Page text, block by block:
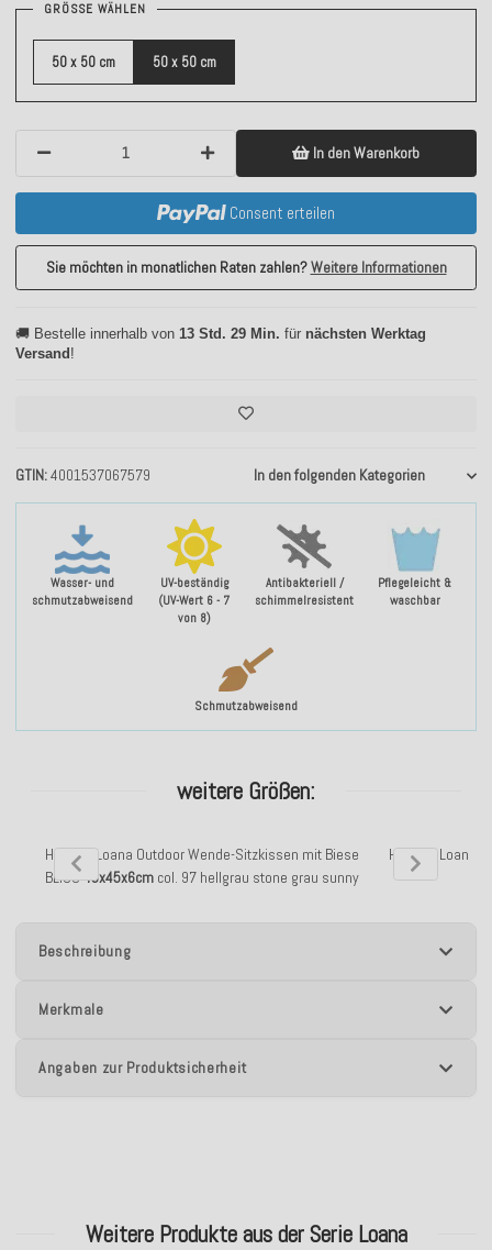
Wasser- und
schmutzabweisend
UV-beständig
(UV-Wert 6 - 7
von 8)
Antibakteriell /
schimmelresistent
Pflegeleicht &
waschbar
Schmutzabweisend
GTIN 4001537067579 In den folgenden Kategorien
GRÖSSE WÄHLEN
50 x 50 cm 50 x 50 cm
In den Warenkorb
Consent erteilen
Sie möchten in monatlichen Raten zahlen?Weitere Informationen
🚚 Bestelle innerhalb von 13 Std. 29 Min. für nächsten Werktag
Versand!
weitere Größen:
H.O.C.K. Loana Outdoor Wende-Sitzkissen mit Biese
BLISS45x45x6cmcol. 97 hellgrau stone grau sunny
H.O.C.K. Loana
Beschreibung
Merkmale
Angaben zur Produktsicherheit
Weitere Produkte aus der Serie Loana